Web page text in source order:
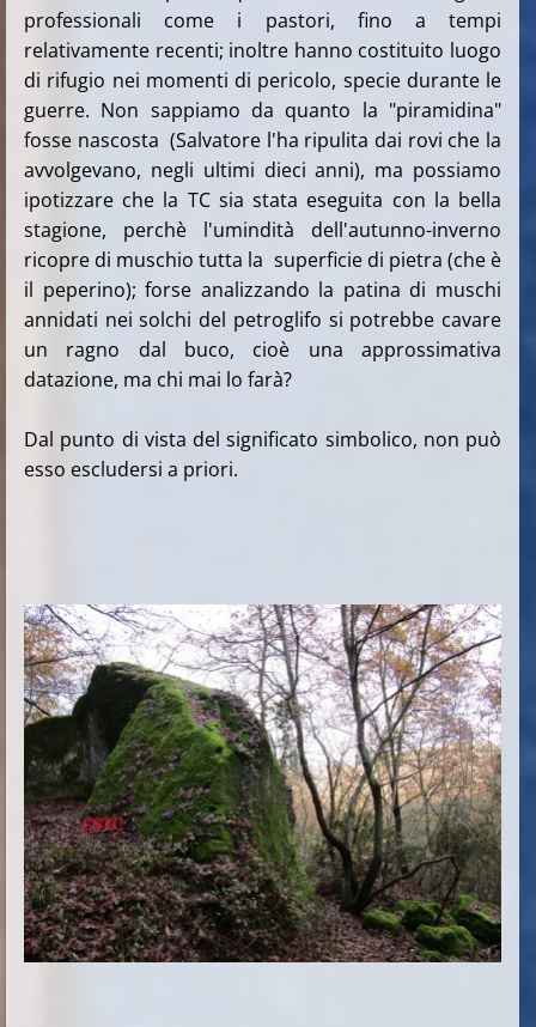
professionali come i pastori, fino a tempi
relativamente recenti; inoltre hanno costituito luogo
di rifugio nei momenti di pericolo, specie durante le
guerre. Non sappiamo da quanto la "piramidina"
fosse nascosta (Salvatore l'ha ripulita dai rovi che la
avvolgevano, negli ultimi dieci anni), ma possiamo
ipotizzare che la TC sia stata eseguita con la bella
stagione, perchè l'umindità dell'autunno-inverno
ricopre di muschio tutta la superficie di pietra (che è
il peperino); forse analizzando la patina di muschi
annidati nei solchi del petroglifo si potrebbe cavare
un ragno dal buco, cioè una approssimativa
datazione, ma chi mai lo farà?
Dal punto di vista del significato simbolico, non può
esso escludersi a priori.